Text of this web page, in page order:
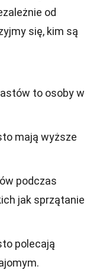
od
się, kim są
to osoby w
mają wyższe
podczas
jak sprzątanie
polecają